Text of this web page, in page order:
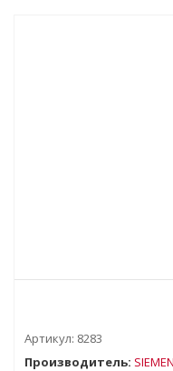
Артикул: 8283
Производитель: